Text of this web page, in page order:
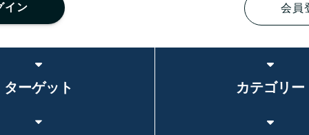
イン 会員
ターゲット カテゴリー